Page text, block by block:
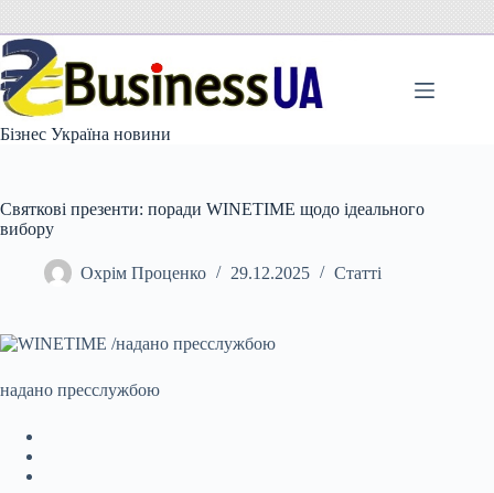
вмісту
Бізнес Україна новини
Святкові презенти: поради WINETIME щодо ідеального
вибору
Охрім Проценко 29.12.2025 Статті
надано пресслужбою